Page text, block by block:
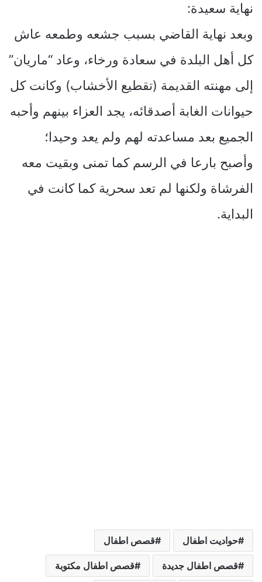
نهاية سعيدة:
وبعد نهاية القاضي بسبب جشعه وطمعه عاش
كل أهل البلدة في سعادة ورخاء، وعاد “ماريان”
إلى مهنته القديمة (تقطيع الأخشاب) وكانت كل
حيوانات الغابة أصدقائه، يجد العزاء بينهم وأحبه
الجميع بعد مساعدته لهم ولم يعد وحيدا؛
وأصبح بارعا في الرسم كما تمنى وبقيت معه
الفرشاة ولكنها لم تعد سحرية كما كانت في
البداية.
حواديت اطفال قصص اطفال
قصص اطفال جديدة قصص اطفال مكتوبة